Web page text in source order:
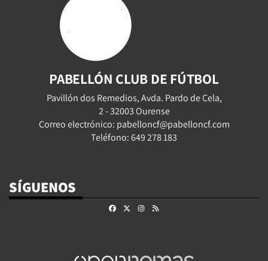
PABELLÓN CLUB DE FÚTBOL
Pavillón dos Remedios, Avda. Pardo de Cela,
2 - 32003 Ourense
Correo electrónico: pabelloncf@pabelloncf.com
Teléfono: 649 278 183
SÍGUENOS
FacebookInstagram